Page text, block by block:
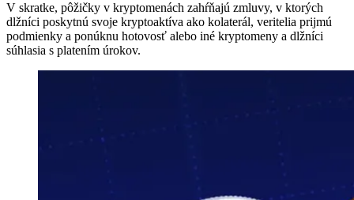
V skratke, pôžičky v kryptomenách zahŕňajú zmluvy, v ktorých
dlžníci poskytnú svoje kryptoaktíva ako kolaterál, veritelia prijmú
podmienky a ponúknu hotovosť alebo iné kryptomeny a dlžníci
súhlasia s platením úrokov.